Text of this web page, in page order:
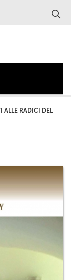
+
+
+
+
ALLE RADICI DEL